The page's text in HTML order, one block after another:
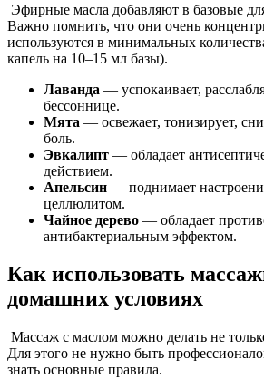
Эфирные масла добавляют в базовые
Важно помнить, что они очень
используются в минимальных
капель на 10–15 мл базы).
Лаванда — успокаивает,
бессоннице.
Мята — освежает, тонизирует,
боль.
Эвкалипт — обладает
действием.
Апельсин — поднимает
целлюлитом.
Чайное дерево — обладает
антибактериальным эффектом.
Как использовать
домашних условиях
Массаж с маслом можно делать не
Для этого не нужно быть
знать основные правила.